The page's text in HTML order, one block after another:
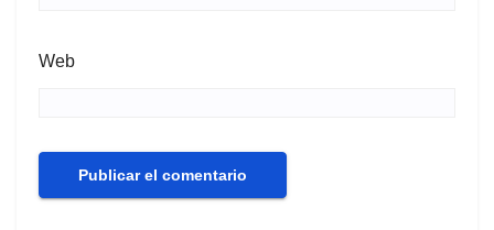
Web